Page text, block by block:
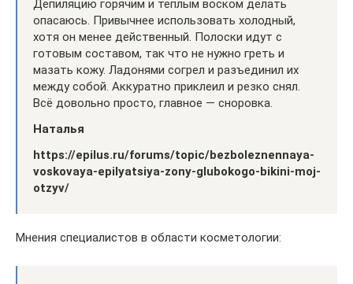
Депиляцию горячим и тёплым воском делать
опасаюсь. Привычнее использовать холодный,
хотя он менее действенный. Полоски идут с
готовым составом, так что не нужно греть и
мазать кожу. Ладонями согрел и разъединил их
между собой. Аккуратно приклеил и резко снял.
Всё довольно просто, главное — сноровка.
Наталья
https://epilus.ru/forums/topic/bezboleznennaya-
voskovaya-epilyatsiya-zony-glubokogo-bikini-moj-
otzyv/
Мнения специалистов в области косметологии: